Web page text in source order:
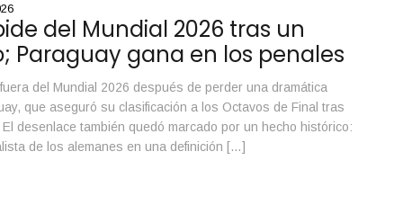
del Mundial 2026 tras un
Paraguay gana en los penales
del Mundial 2026 después de perder una dramática
que aseguró su clasificación a los Octavos de Final tras
desenlace también quedó marcado por un hecho histórico:
de los alemanes en una definición […]